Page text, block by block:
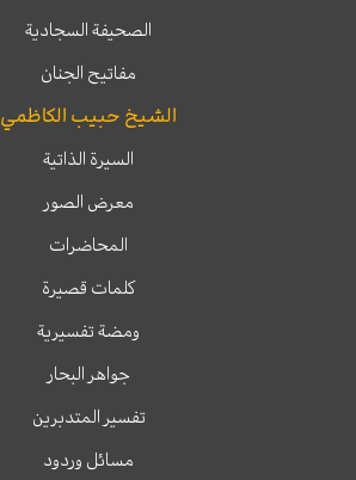
الصحيفة السجادية
مفاتيح الجنان
الشيخ حبيب الكاظمي
السيرة الذاتية
معرض الصور
المحاضرات
كلمات قصيرة
ومضة تفسيرية
جواهر البحار
تفسير المتدبرين
مسائل وردود